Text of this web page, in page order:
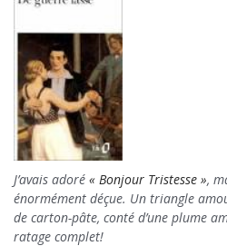
J’avais adoré « Bonjour Tristesse »,
énormément déçue. Un triangle
de carton-pâte, conté d’une plume
ratage complet!